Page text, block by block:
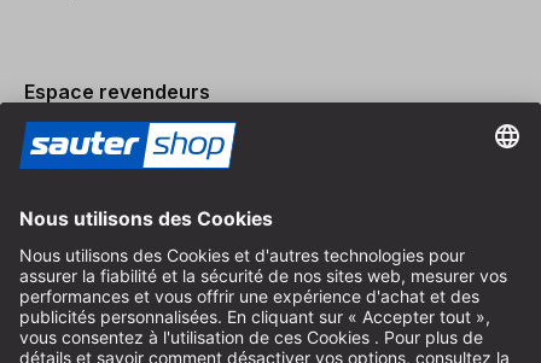
Espace revendeurs
Devenir revendeur
Mentions légales
Conditions Générales
Protection des Données